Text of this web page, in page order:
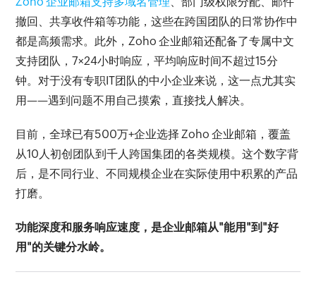
撤回、共享收件箱等功能，这些在跨国团队的日常协作中
都是高频需求。此外，Zoho 企业邮箱还配备了专属中文
支持团队，7×24小时响应，平均响应时间不超过15分
钟。对于没有专职IT团队的中小企业来说，这一点尤其实
用——遇到问题不用自己摸索，直接找人解决。
目前，全球已有500万+企业选择 Zoho 企业邮箱，覆盖
从10人初创团队到千人跨国集团的各类规模。这个数字背
后，是不同行业、不同规模企业在实际使用中积累的产品
打磨。
功能深度和服务响应速度，是企业邮箱从"能用"到"好
用"的关键分水岭。